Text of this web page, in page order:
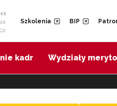
Szkolenia BIP
kadr Wydziały